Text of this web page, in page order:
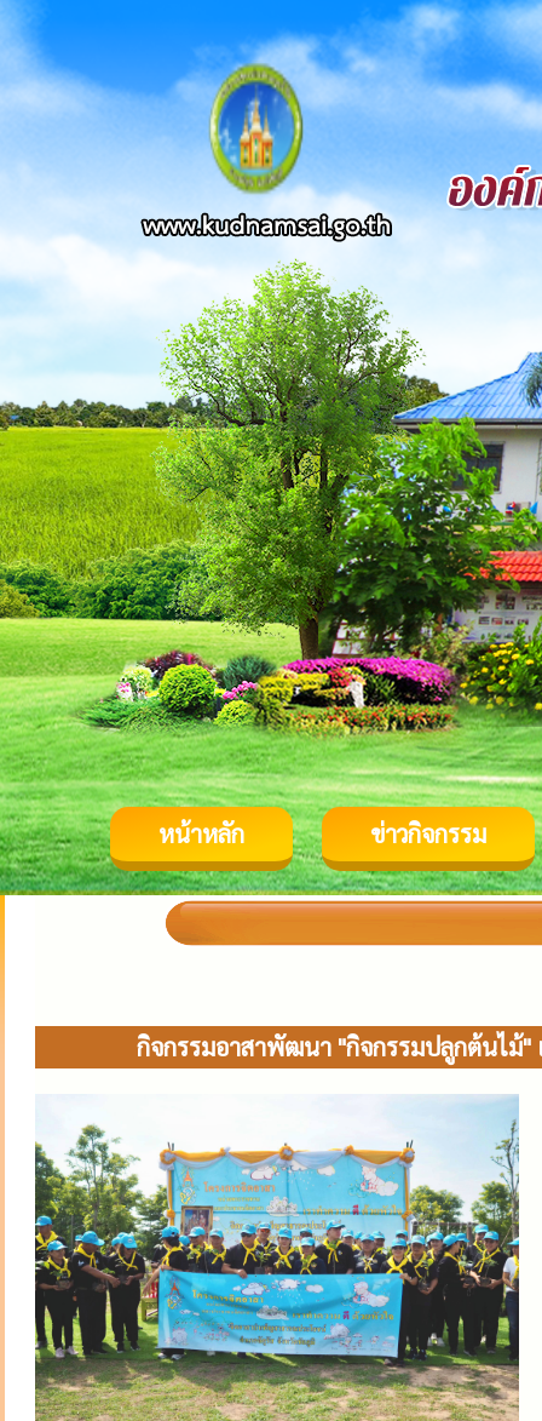
หน้าหลัก ข่าวกิจกรรม
กิจกรรมอาสาพัฒนา "กิจกรรมปลูกต้นไม้"